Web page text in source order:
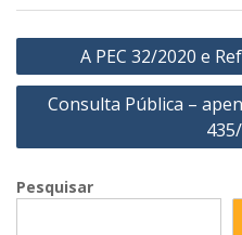
Navegação
de
Post
A PEC 32/2020 e
Consulta Pública –
Pesquisar